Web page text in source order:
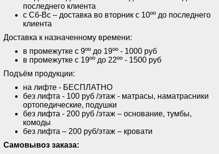
последнего клиента
с Сб-Вс – доставка во вторник с 10ºº до последнего
клиента
Доставка к назначенному времени:
в промежутке с 9ºº до 19ºº - 1000 руб
в промежутке с 19ºº до 22ºº - 1500 руб
Подъём продукции:
на лифте - БЕСПЛАТНО
без лифта - 100 руб /этаж - матрасы, наматрасники
ортопедические, подушки
без лифта - 200 руб /этаж – основание, тумбы,
комоды
без лифта – 200 руб/этаж – кровати
Самовывоз заказа: